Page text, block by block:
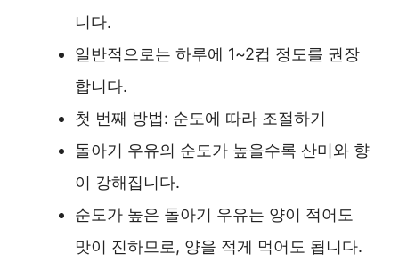
니다.
일반적으로는 하루에 1~2컵 정도를 권장
합니다.
첫 번째 방법: 순도에 따라 조절하기
돌아기 우유의 순도가 높을수록 산미와 향
이 강해집니다.
순도가 높은 돌아기 우유는 양이 적어도
맛이 진하므로, 양을 적게 먹어도 됩니다.